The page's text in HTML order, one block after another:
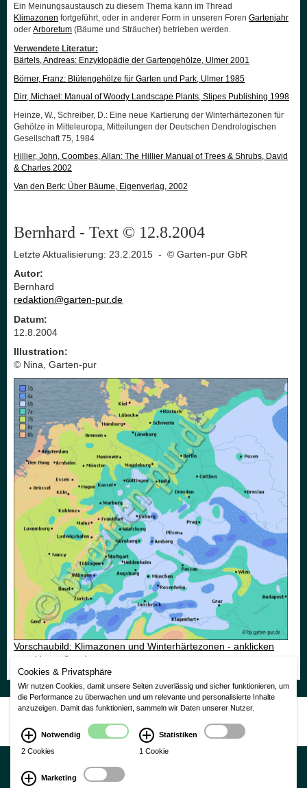
Ein Meinungsaustausch zu diesem Thema kann im Thread
Klimazonen fortgeführt, oder in anderer Form in unseren Foren Gartenjahr
oder Arboretum (Bäume und Sträucher) betrieben werden.
Verwendete Literatur:
Bärtels, Andreas: Enzyklopädie der Gartengehölze, Ulmer 2001
Börner, Franz: Blütengehölze für Garten und Park, Ulmer 1985
Dirr, Michael: Manual of Woody Landscape Plants, Stipes Publishing 1998
Heinze, W., Schreiber, D.: Eine neue Kartierung der Winterhärtezonen für
Gehölze in Mitteleuropa, Mitteilungen der Deutschen Dendrologischen
Gesellschaft 75, 1984
Hillier, John, Coombes, Allan: The Hillier Manual of Trees & Shrubs, David
& Charles 2002
Van den Berk: Über Bäume, Eigenverlag, 2002
Bernhard - Text © 12.8.2004
Letzte Aktualisierung: 23.2.2015 - © Garten-pur GbR
Autor:
Bernhard
redaktion@garten-pur.de
Datum:
12.8.2004
Illustration:
© Nina, Garten-pur
Vorschaubild: Klimazonen und Winterhärtezonen - anklicken
zum Vergrößern!
Nutzungsbedingungen|Impressum| Datenschutzerklärung
CMS Laurin Version 3.0
Cookies & Privatsphäre
Wir nutzen Cookies, damit unsere Seiten zuverlässig und sicher funktionieren, um
die Performance zu überwachen und um relevante und personalisierte Inhalte
anzuzeigen. Damit das funktioniert, sammeln wir Daten unserer Nutzer.
Notwendig
2 Cookies
Statistiken
1 Cookie
Marketing